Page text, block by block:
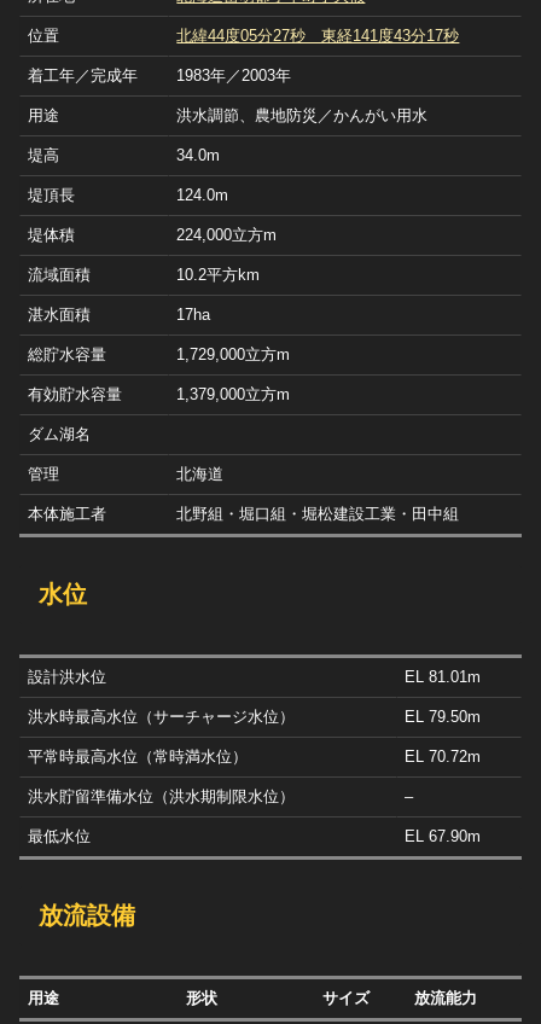
位置 北緯44度05分27秒 東経141度43分17秒
着工年／完成年 1983年／2003年
用途 洪水調節、農地防災／かんがい用水
堤高 34.0m
堤頂長 124.0m
堤体積 224,000立方m
流域面積 10.2平方km
湛水面積 17ha
総貯水容量 1,729,000立方m
有効貯水容量 1,379,000立方m
ダム湖名
管理 北海道
本体施工者 北野組・堀口組・堀松建設工業・田中組
水位
設計洪水位 EL 81.01m
洪水時最高水位（サーチャージ水位） EL 79.50m
平常時最高水位（常時満水位） EL 70.72m
洪水貯留準備水位（洪水期制限水位） –
最低水位 EL 67.90m
放流設備
用途 形状 サイズ 放流能力